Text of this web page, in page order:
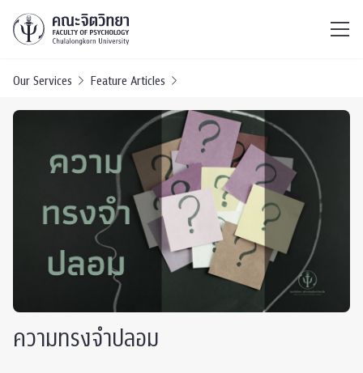
Our Services Feature Articles
ความทรงจำปลอม